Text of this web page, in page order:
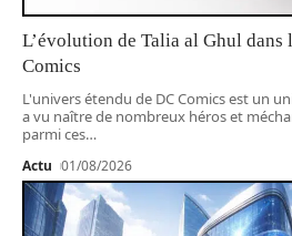
L’évolution de Talia al Ghul dans
Comics
L'univers étendu de DC Comics est un
a vu naître de nombreux héros et
parmi ces…
Actu 01/08/2026